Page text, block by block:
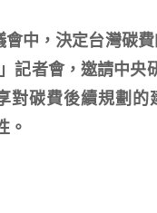
中，決定台灣碳
記者會，邀請中
對碳費後續規劃
。